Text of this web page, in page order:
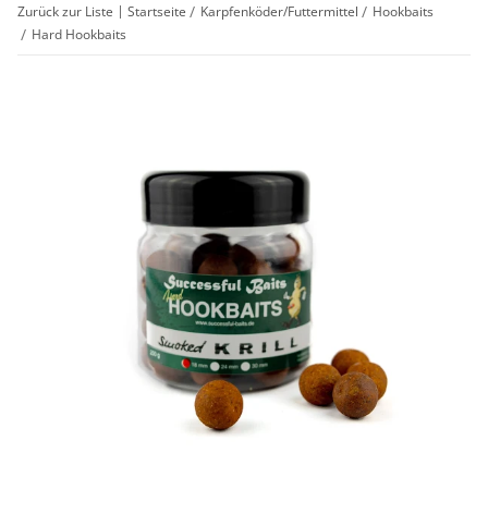
Zurück zur Liste Startseite Karpfenköder/Futtermittel
Hookbaits
Hard Hookbaits